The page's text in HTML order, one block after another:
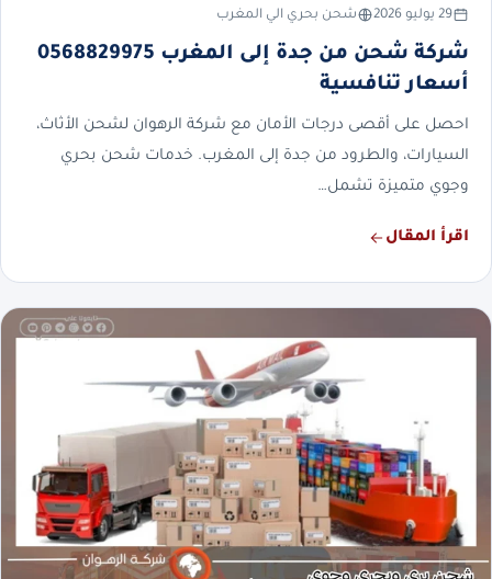
29 يوليو 2026 شحن بحري الي المغرب
شركة شحن من جدة إلى المغرب 0568829975
أسعار تنافسية
احصل على أقصى درجات الأمان مع شركة الرهوان لشحن الأثاث،
السيارات، والطرود من جدة إلى المغرب. خدمات شحن بحري
وجوي متميزة تشمل…
اقرأ المقال